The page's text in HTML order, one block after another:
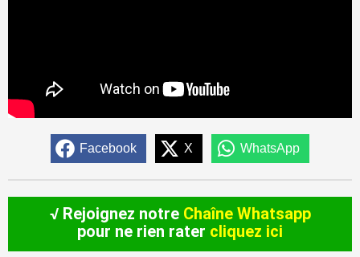
Facebook X WhatsApp
√ Rejoignez notre Chaîne Whatsapp
pour ne rien rater cliquez ici